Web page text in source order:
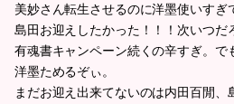
美妙さん転生させるのに洋墨使いすぎ
島田お迎えしたかった！！！次いつだ
有魂書キャンペーン続くの辛すぎ。で
洋墨ためるぞぃ。
まだお迎え出来てないのは内田百閒、